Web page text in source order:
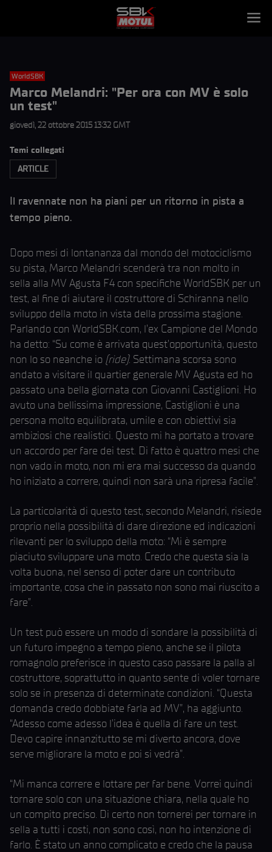
WorldSBK
Marco Melandri: "Per ora con MV è solo
un test"
giovedì, 22 ottobre 2015 13:32 GMT
Temi collegati
ARTICLE
Il ravennate non ha piani per un ritorno in pista a
tempo pieno.
Dopo mesi di lontananza dal mondo del motociclismo
su pista, Marco Melandri scenderà tra non molto in
sella alla MV Agusta F4 con specifiche WorldSBK per un
test, al fine di aiutare il costruttore di Schiranna nello
sviluppo della moto in vista della prossima stagione.
Parlando con WorldSBK.com, l’ex Campione del Mondo
ha detto: “Su come è arrivata quest’opportunità, questo
non lo so neanche io (ride). Settimana scorsa sono
andato a visitare il quartier generale MV Agusta ed ho
passato una bella giornata con Giovanni Castiglioni. Ho
avuto una bellissima impressione, Castiglioni è una
persona molto equilibrata, umile e con obiettivi sia
ambiziosi che realistici. Questo mi ha portato a trovare
un accordo per fare dei test. Di fatto è quattro mesi che
non vado in moto, non mi era mai successo da quando
ho iniziato a correre, quindi non sarà una ripresa facile”.
La particolarità di questo test, secondo Melandri, risiede
proprio nella possibilità di dare direzione ed indicazioni
rilevanti per lo sviluppo della moto: “Mi è sempre
piaciuto sviluppare una moto. Credo che questa sia la
volta buona, nel senso di poter dare un contributo
importante, cosa che in passato non sono mai riuscito a
fare”.
Un test può essere un modo di sondare la possibilità di
un futuro impegno a tempo pieno, anche se il pilota
romagnolo preferisce in questo caso passare la palla al
costruttore, soprattutto in quanto sente di voler tornare
solo se in presenza di determinate condizioni. “Questa
domanda credo dobbiate farla ad MV”, ha aggiunto.
“Adesso come adesso l’idea è quella di fare un test.
Devo capire innanzitutto se mi diverto ancora, dove
serve migliorare la moto e poi si vedrà”.
“Mi manca correre e lottare per far bene. Vorrei quindi
tornare solo con una situazione chiara, nella quale ho
un compito preciso. Di certo non tornerei per tornare in
sella a tutti i costi, non sono così, non ho intenzione di
farlo. È stato un anno complicato e credo che la pausa